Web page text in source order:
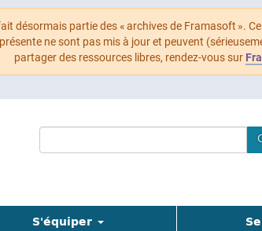
désormais partie des « archives de Framasoft ».
ne sont pas mis à jour et peuvent
partager des ressources libres, rendez-vous sur
Search
Terms
S'équiper